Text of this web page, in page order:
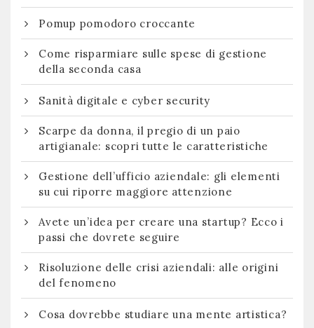
Pomup pomodoro croccante
Come risparmiare sulle spese di gestione
della seconda casa
Sanità digitale e cyber security
Scarpe da donna, il pregio di un paio
artigianale: scopri tutte le caratteristiche
Gestione dell’ufficio aziendale: gli elementi
su cui riporre maggiore attenzione
Avete un’idea per creare una startup? Ecco i
passi che dovrete seguire
Risoluzione delle crisi aziendali: alle origini
del fenomeno
Cosa dovrebbe studiare una mente artistica?